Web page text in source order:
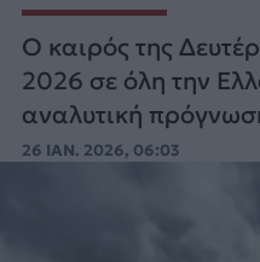
Ο καιρός της
2026 σε όλη την
αναλυτική
Μετεωρολογικής
26 ΙΑΝ. 2026, 06:03